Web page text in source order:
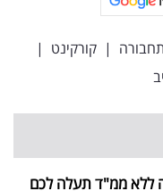
| קורקינט |
ללא ממ"ד תעלה לכם